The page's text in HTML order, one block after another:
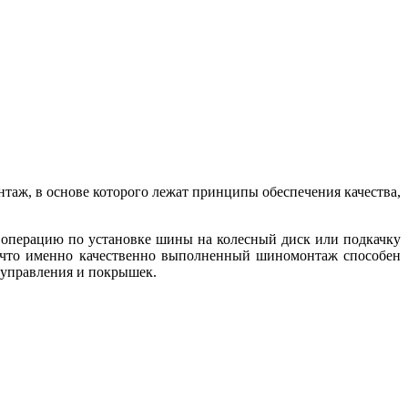
в основе которого лежат принципы обеспечения качества,
по установке шины на колесный диск или подкачку
именно качественно выполненный шиномонтаж способен
управления и покрышек.